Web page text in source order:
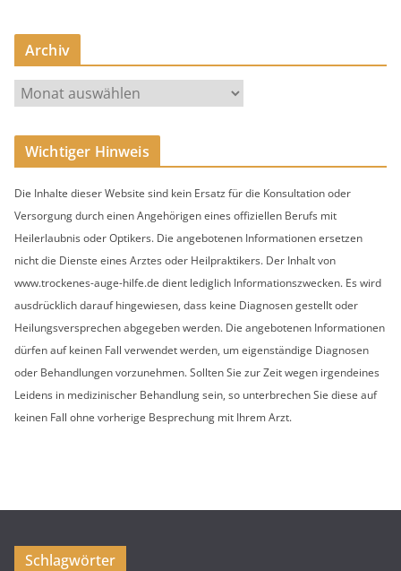
Archiv
r
c
v
Wichtiger Hinweis
Die Inhalte dieser Website sind kein Ersatz für die Konsultation oder
Versorgung durch einen Angehörigen eines offiziellen Berufs mit
Heilerlaubnis oder Optikers. Die angebotenen Informationen ersetzen
nicht die Dienste eines Arztes oder Heilpraktikers. Der Inhalt von
www.trockenes-auge-hilfe.de dient lediglich Informationszwecken. Es wird
ausdrücklich darauf hingewiesen, dass keine Diagnosen gestellt oder
Heilungsversprechen abgegeben werden. Die angebotenen Informationen
dürfen auf keinen Fall verwendet werden, um eigenständige Diagnosen
oder Behandlungen vorzunehmen. Sollten Sie zur Zeit wegen irgendeines
Leidens in medizinischer Behandlung sein, so unterbrechen Sie diese auf
keinen Fall ohne vorherige Besprechung mit Ihrem Arzt.
Schlagwörter